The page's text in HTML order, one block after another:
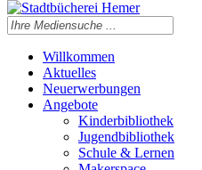
Willkommen
Aktuelles
Neuerwerbungen
Angebote
Kinderbibliothek
Jugendbibliothek
Schule & Lernen